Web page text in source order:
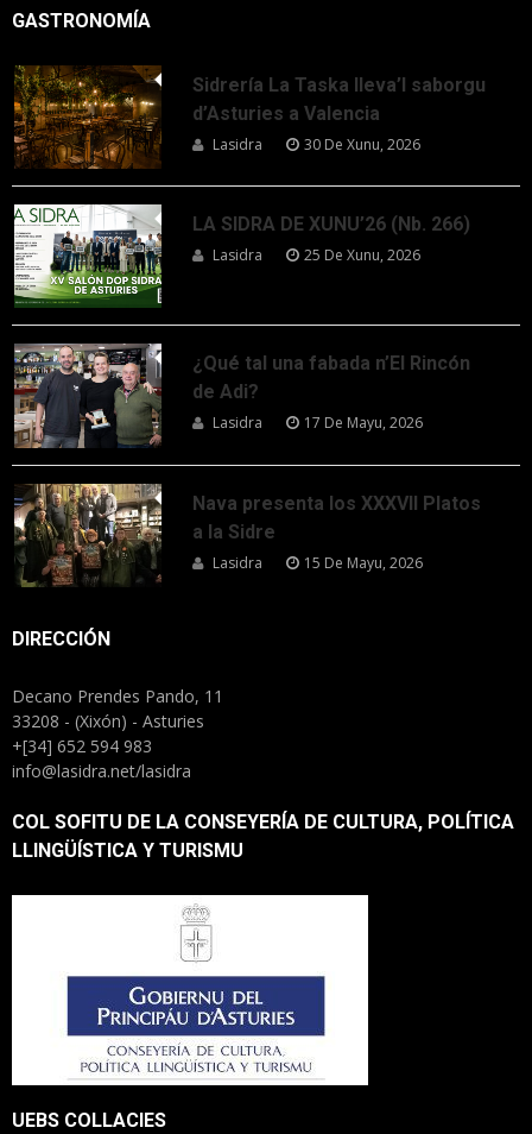
GASTRONOMÍA
Sidrería La Taska lleva’l saborgu
d’Asturies a Valencia
Lasidra 30 De Xunu, 2026
LA SIDRA DE XUNU’26 (Nb. 266)
Lasidra 25 De Xunu, 2026
¿Qué tal una fabada n’El Rincón
de Adi?
Lasidra 17 De Mayu, 2026
Nava presenta los XXXVII Platos
a la Sidre
Lasidra 15 De Mayu, 2026
DIRECCIÓN
Decano Prendes Pando, 11
33208 - (Xixón) - Asturies
+[34] 652 594 983
info@lasidra.net/lasidra
COL SOFITU DE LA CONSEYERÍA DE CULTURA, POLÍTICA
LLINGÜÍSTICA Y TURISMU
UEBS COLLACIES